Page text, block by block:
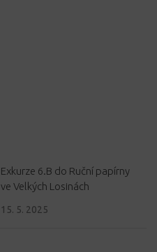
Exkurze 6.B do Ruční papírny
ve Velkých Losinách
15. 5. 2025